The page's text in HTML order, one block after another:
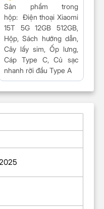
Sản phẩm trong
hộp: Điện thoại Xiaomi
15T 5G 12GB 512GB,
Hộp, Sách hướng dẫn,
Cây lấy sim, Ốp lưng,
Cáp Type C, Củ sạc
nhanh rời đầu Type A